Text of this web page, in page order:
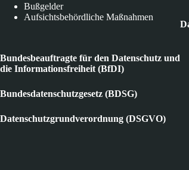
Bußgelder
Aufsichtsbehördliche Maßnahmen
Bundesbeauftragte für den Datenschutz und
die Informationsfreiheit (BfDI)
Bundesdatenschutzgesetz (BDSG)
Datenschutzgrundverordnung (DSGVO)